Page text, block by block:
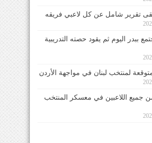
تقرير شامل عن كل لاعبي فريقه
ببدر اليوم ثم يقود حصته التدريبية
لمنتخب لبنان في مواجهة الأردن
من جميع اللاعبين في معسكر المنتخب